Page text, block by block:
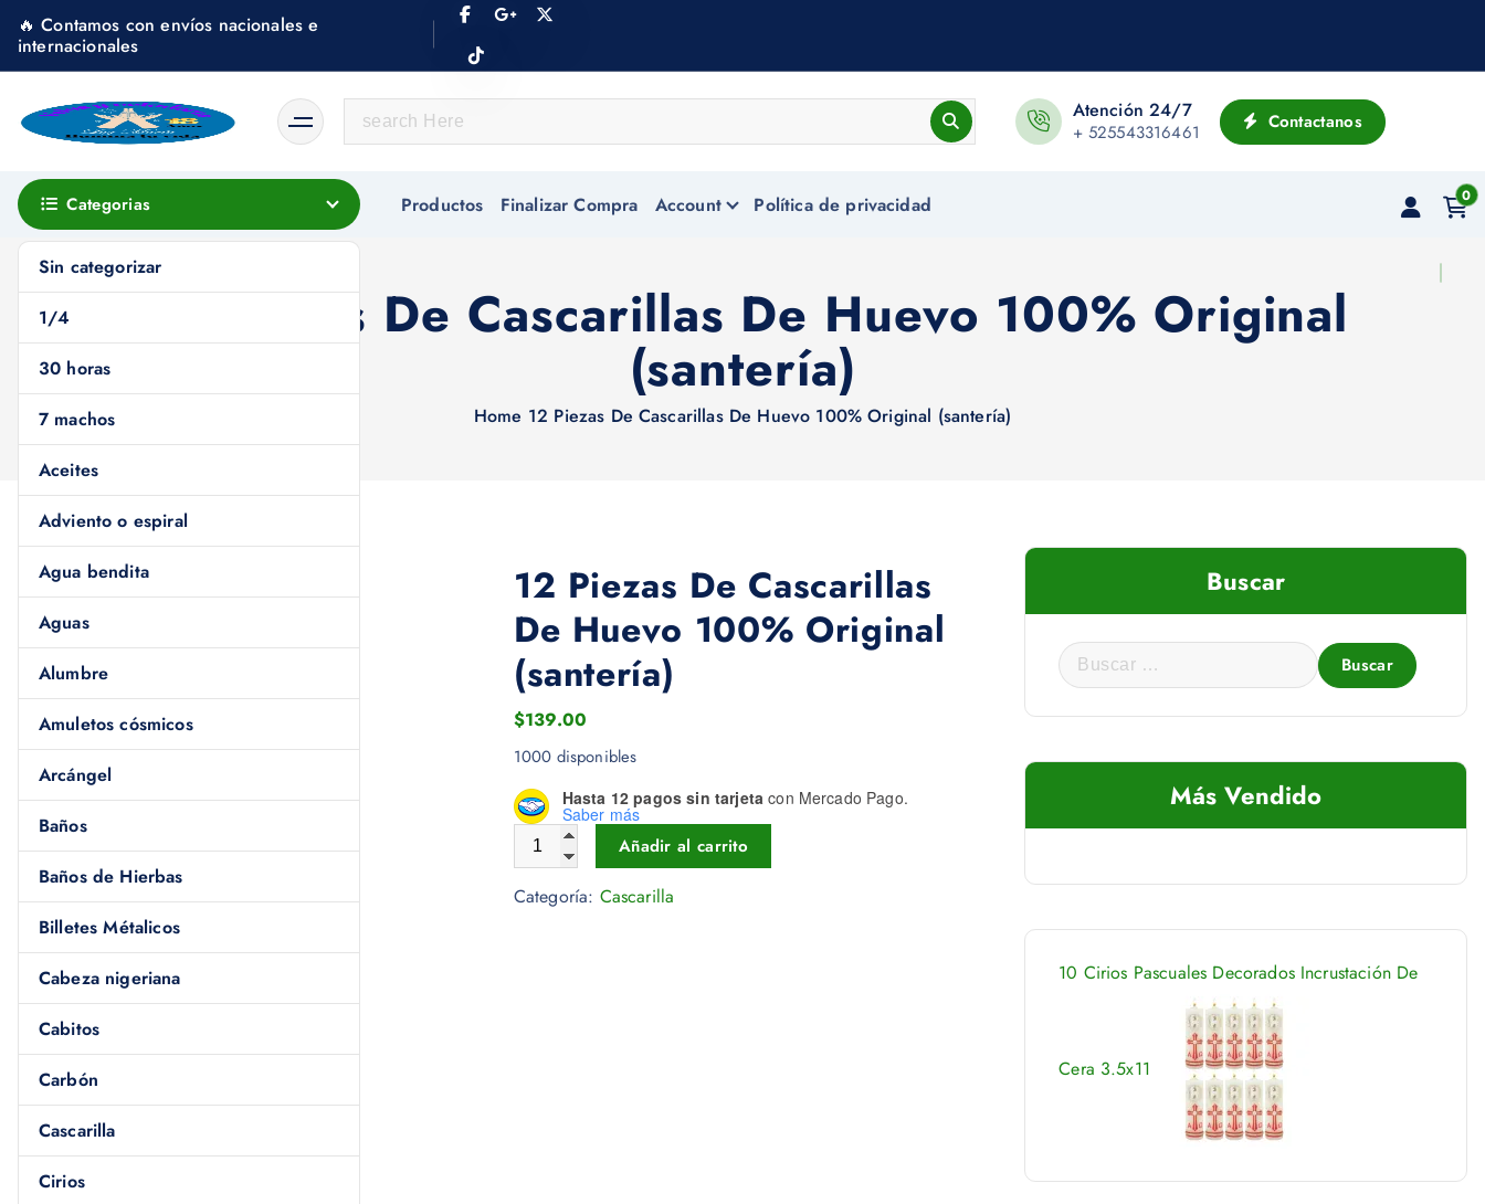
i
🔥 Contamos con envíos nacionales e
internacionales
e
c
f
r
Atención 24/7
+ 525543316461 Contactanos
Categorias
Sin categorizar
1/4
30 horas
7 machos
Aceites
Adviento o espiral
Agua bendita
Aguas
Alumbre
Amuletos cósmicos
Arcángel
Baños
Baños de Hierbas
Billetes Métalicos
Cabeza nigeriana
Cabitos
Carbón
Cascarilla
Cirios
Productos Finalizar Compra Account Política de privacidad 0
12 Piezas De Cascarillas De Huevo 100% Original
(santería)
Home 12 Piezas De Cascarillas De Huevo 100% Original (santería)
12 Piezas De Cascarillas
De Huevo 100% Original
(santería)
$139.00
1000 disponibles
Hasta 12 pagos sin tarjeta con Mercado Pago.
Saber más
12 Piezas De Cascarillas De Huevo 100% Original (santería) cantidad
Añadir al carrito
Categoría: Cascarilla
Buscar
B
u
s
:
Más Vendido
10 Cirios Pascuales Decorados Incrustación De
Cera 3.5x11